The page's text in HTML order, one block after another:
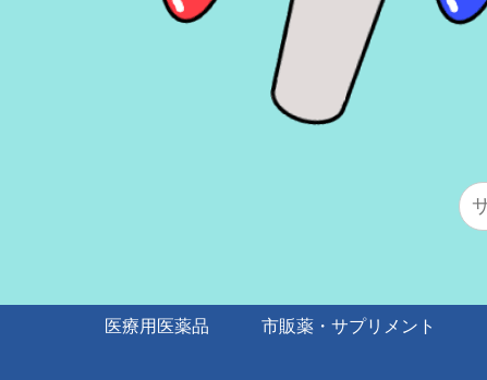
医療用医薬品 市販薬・サプリメント